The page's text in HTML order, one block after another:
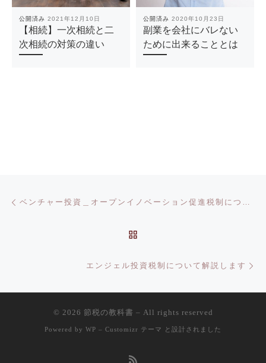
公開済み 2021年12月10日
【相続】一次相続と二
次相続の対策の違い
公開済み 2020年10月23日
副業を会社にバレない
ために出来ることとは
投稿ナビゲーション ベンチャー投資＿オープンイノベーション促進税制について解説します
エンジェル投資税制について解説します
© 2026 節税の教科書 – All rights reserved
Powered by WP – Customizr テーマ と設計されました